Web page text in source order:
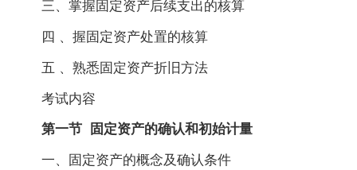
三、掌握固定资产后续支出的核算
四 、握固定资产处置的核算
五 、熟悉固定资产折旧方法
考试内容
第一节 固定资产的确认和初始计量
一、固定资产的概念及确认条件